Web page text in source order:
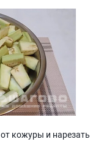
кожуры и нарезать